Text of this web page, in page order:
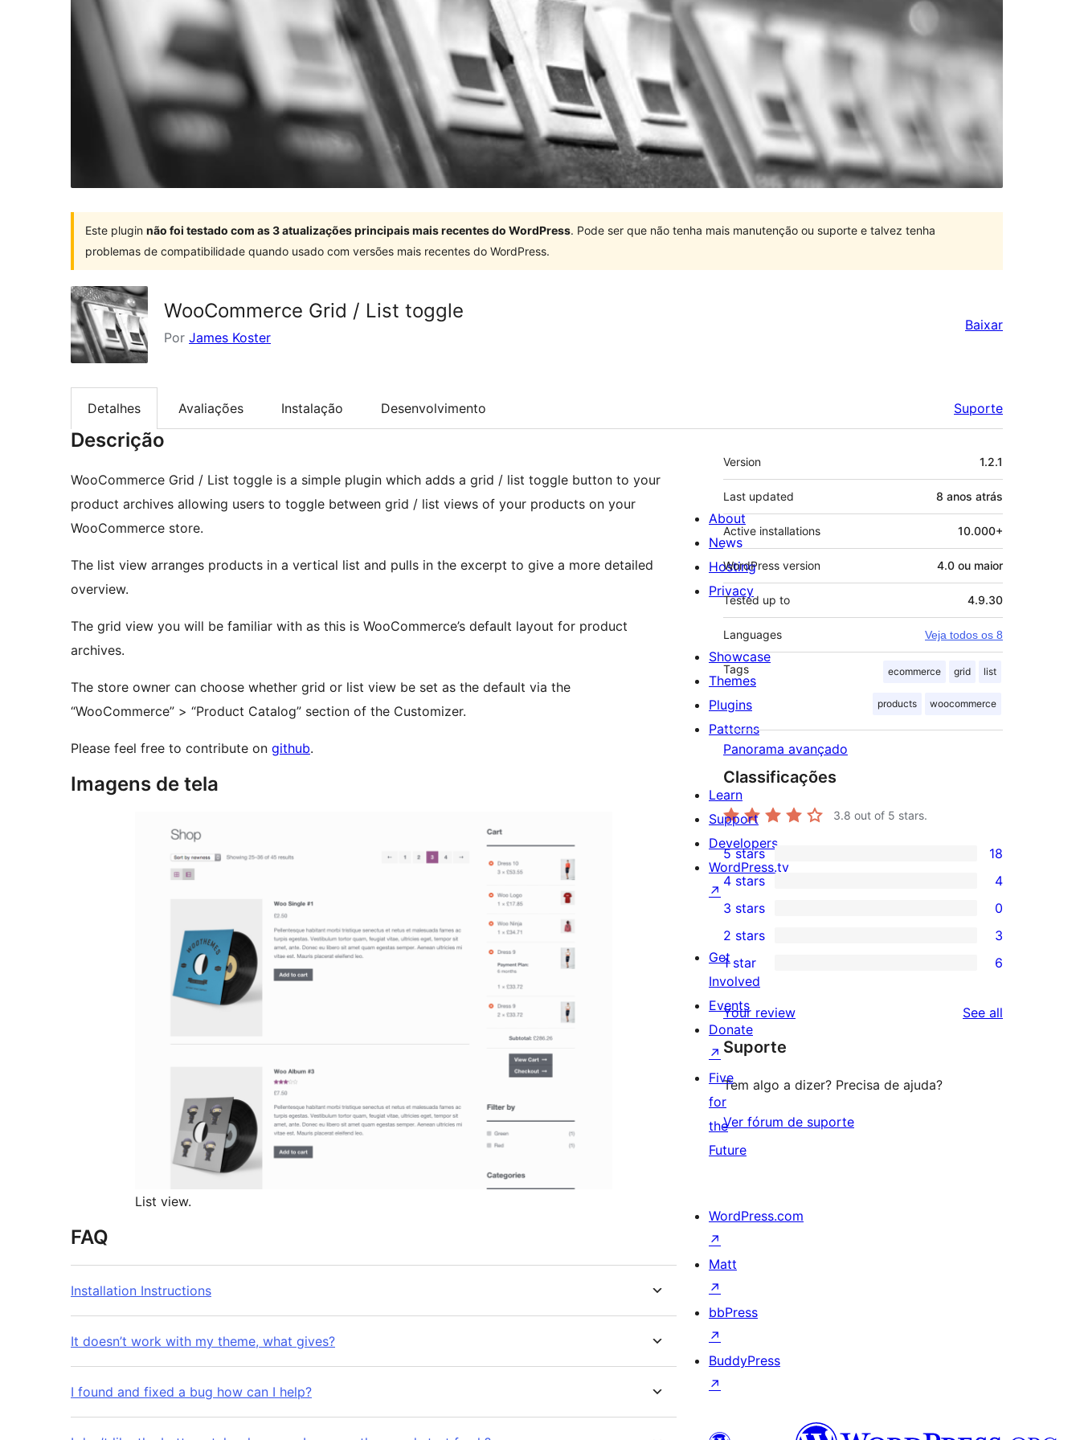
Este plugin não foi testado com as 3 atualizações principais mais recentes do WordPress. Pode ser que não tenha mais manutenção ou suporte e talvez tenha
problemas de compatibilidade quando usado com versões mais recentes do WordPress.
WooCommerce Grid / List toggle
Por James Koster
Baixar
Detalhes Avaliações Instalação Desenvolvimento Suporte
Descrição
WooCommerce Grid / List toggle is a simple plugin which adds a grid / list toggle button to your
product archives allowing users to toggle between grid / list views of your products on your
WooCommerce store.
The list view arranges products in a vertical list and pulls in the excerpt to give a more detailed
overview.
The grid view you will be familiar with as this is WooCommerce’s default layout for product
archives.
The store owner can choose whether grid or list view be set as the default via the
“WooCommerce” > “Product Catalog” section of the Customizer.
Please feel free to contribute on github.
Imagens de tela
List view.
FAQ
Installation Instructions
It doesn’t work with my theme, what gives?
I found and fixed a bug how can I help?
Meta
Version 1.2.1
Last updated 8 anos atrás
Active installations 10.000+
WordPress version 4.0 ou maior
Tested up to 4.9.30
Languages Veja todos os 8
Tags ecommerce grid list
products woocommerce
Panorama avançado
Classificações
3.8 out of 5 stars.
18
5-
star
reviews
5 stars 18
4-
star
reviews
4 stars 4
0
3-
star
reviews
3 stars 0
2-
reviews
2 stars 3
star
reviews
1 star 6
Your review See all
Suporte
Tem algo a dizer? Precisa de ajuda?
Ver fórum de suporte
About
News
Hosting
Privacy
Showcase
Themes
Plugins
Patterns
Learn
Support
Developers
WordPress.tv
↗
Get
Involved
Events
Donate
↗
Five
for
the
Future
WordPress.com
↗
Matt
↗
bbPress
↗
BuddyPress
↗